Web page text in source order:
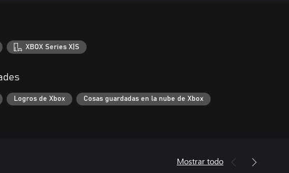
XBOX Series X|S
Logros de Xbox Cosas guardadas en la nube de Xbox
Mostrar todo